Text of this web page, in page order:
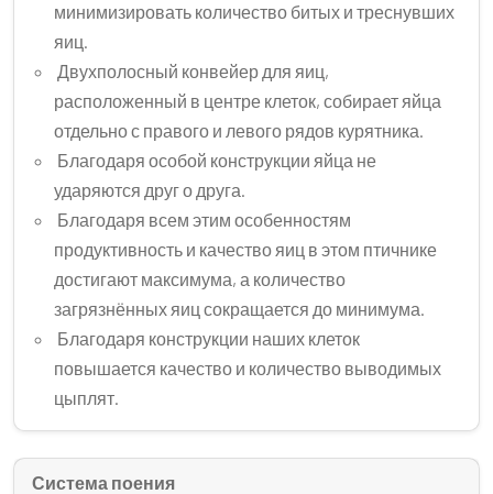
минимизировать количество битых и треснувших
яиц.
Двухполосный конвейер для яиц,
расположенный в центре клеток, собирает яйца
отдельно с правого и левого рядов курятника.
Благодаря особой конструкции яйца не
ударяются друг о друга.
Благодаря всем этим особенностям
продуктивность и качество яиц в этом птичнике
достигают максимума, а количество
загрязнённых яиц сокращается до минимума.
Благодаря конструкции наших клеток
повышается качество и количество выводимых
цыплят.
Система поения